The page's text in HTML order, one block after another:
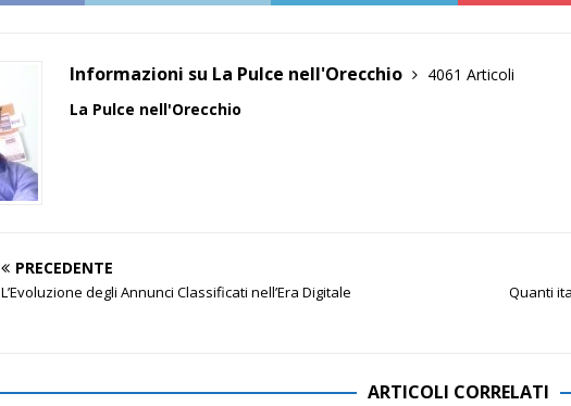
Informazioni su La Pulce nell'Orecchio
4061 Articoli
La Pulce nell'Orecchio
PRECEDENTE
L’Evoluzione degli Annunci Classificati nell’Era Digitale
Quanti
ARTICOLI CORRELATI